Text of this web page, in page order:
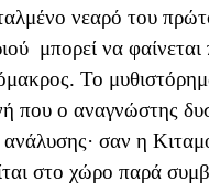
νεαρό του
μπορεί να φαίνεται
Το
που ο αναγνώστης
σαν η
στο χώρο παρά